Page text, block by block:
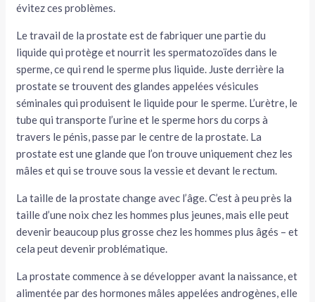
évitez ces problèmes.
Le travail de la prostate est de fabriquer une partie du
liquide qui protège et nourrit les spermatozoïdes dans le
sperme, ce qui rend le sperme plus liquide. Juste derrière la
prostate se trouvent des glandes appelées vésicules
séminales qui produisent le liquide pour le sperme. L’urètre, le
tube qui transporte l’urine et le sperme hors du corps à
travers le pénis, passe par le centre de la prostate. La
prostate est une glande que l’on trouve uniquement chez les
mâles et qui se trouve sous la vessie et devant le rectum.
La taille de la prostate change avec l’âge. C’est à peu près la
taille d’une noix chez les hommes plus jeunes, mais elle peut
devenir beaucoup plus grosse chez les hommes plus âgés – et
cela peut devenir problématique.
La prostate commence à se développer avant la naissance, et
alimentée par des hormones mâles appelées androgènes, elle